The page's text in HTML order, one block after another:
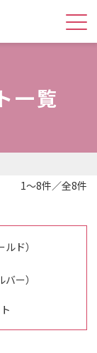
一覧
1～8件／全8件
ド）
ー）